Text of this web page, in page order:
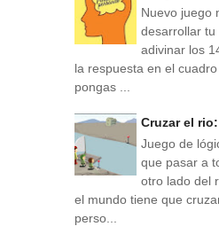
Nuevo juego
desarrollar tu
adivinar los
la respuesta en el
pongas ...
Cruzar el
Juego de
que pasar a
otro lado del
el mundo tiene que
perso...